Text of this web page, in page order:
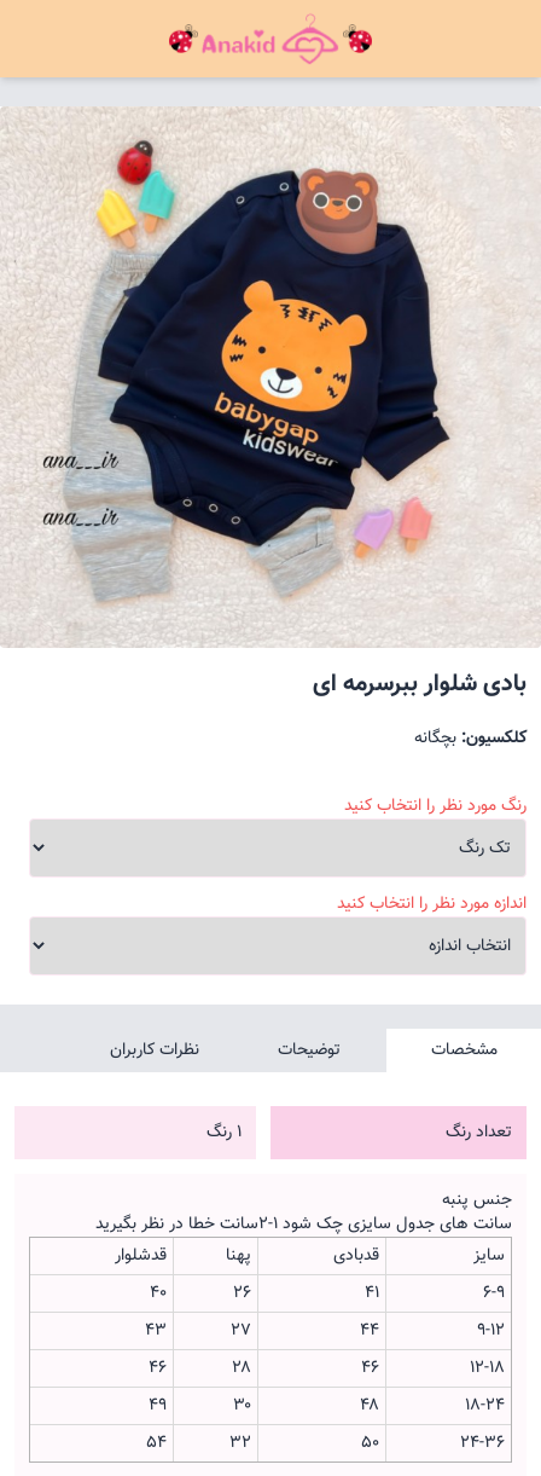
بادی شلوار ببرسرمه ای
کلکسیون: بچگانه
رنگ مورد نظر را انتخاب کنید
اندازه مورد نظر را انتخاب کنید
مشخصات توضیحات نظرات کاربران
تعداد رنگ 1 رنگ
جنس پنبه
سانت های جدول سایزی چک شود ۱-۲سانت خطا در نظر بگیرید
سایز
قدبادی پهنا
قدشلوار
۶-۹
۴۱ ۲۶
۴۰
۹-۱۲
۴۴ ۲۷
۴۳
۱۲-۱۸
۴۶ ۲۸
۴۶
۱۸-۲۴
۴۸ ۳۰
۴۹
۲۴-۳۶
۵۰ ۳۲ ۵۴